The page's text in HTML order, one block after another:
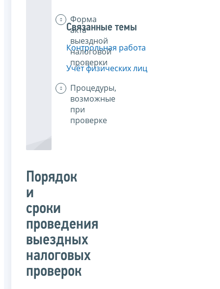
Форма
акта
выездной
налоговой
проверки
Процедуры,
возможные
при
проверке
Порядок
и
сроки
проведения
выездных
налоговых
проверок
Связанные темы
Контрольная работа
Учёт физических лиц